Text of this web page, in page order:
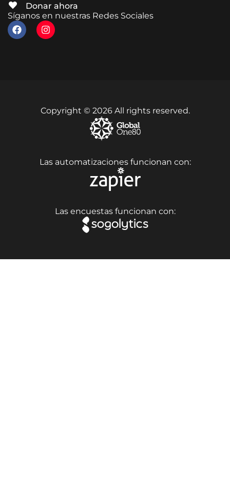
Donar ahora
Síganos en nuestras Redes Sociales
Copyright © 2026 All rights reserved.
Las automatizaciones funcionan con:
Las encuestas funcionan con: